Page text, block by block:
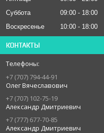
Суббота
09:00
18:00
Воскресенье
10:00 18:00
КОНТАКТЫ
+7 (707) 794-44-91
Олег Вячеславович
+7 (707) 102-75-19
Александр Дмитриевич
+7 (777) 677-70-85
Александр Дмитриевич